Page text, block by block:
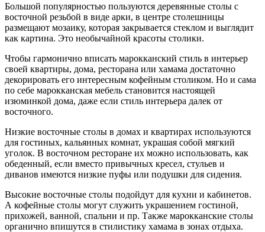
Большой популярностью пользуются деревянные столы с
восточной резьбой в виде арки, в центре столешницы
размещают мозаику, которая закрывается стеклом и выглядит
как картина. Это необычайной красоты столики.
Чтобы гармонично вписать марокканский стиль в интерьер
своей квартиры, дома, ресторана или хамама достаточно
декорировать его интересным кофейным столиком. Но и сама
по себе марокканская мебель становится настоящей
изюминкой дома, даже если стиль интерьера далек от
восточного.
Низкие восточные столы в домах и квартирах используются
для гостиных, кальянных комнат, украшая собой мягкий
уголок. В восточном ресторане их можно использовать, как
обеденный, если вместо привычных кресел, стульев и
диванов имеются низкие пуфы или подушки для сидения.
Высокие восточные столы подойдут для кухни и кабинетов.
А кофейные столы могут служить украшением гостиной,
прихожей, ванной, спальни и пр. Также марокканские столы
органично впишутся в стилистику хамама в зонах отдыха.